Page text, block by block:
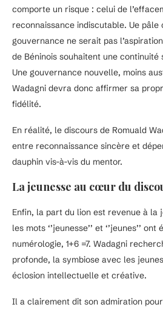
comporte un risque : celui de
reconnaissance indiscutable. Ue pâle
gouvernance ne serait pas
de Béninois souhaitent une continuité
Une gouvernance nouvelle, moins
Wadagni devra donc affirmer sa
fidélité.
En réalité, le discours de Romuald
entre reconnaissance sincère et
dauphin vis-à-vis du mentor.
La jeunesse au cœur du
Enfin, la part du lion est revenue à la
les mots ‘’jeunesse’’ et ‘’jeunes’’
numérologie, 1+6 =7. Wadagni
profonde, la symbiose avec les
éclosion intellectuelle et créative.
Il a clairement dit son admiration